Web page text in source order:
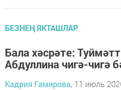
БЕЗНЕҢ ЯКТАШЛАР
Бала хәсрәте:
Абдуллина чигә-чигә
Кадрия Гамирова, 11 июль